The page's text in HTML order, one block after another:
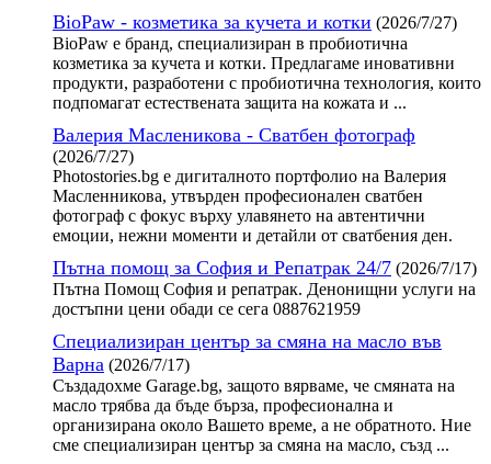
BioPaw - козметика за кучета и котки (2026/7/27)
BioPaw е бранд, специализиран в пробиотична
козметика за кучета и котки. Предлагаме иновативни
продукти, разработени с пробиотична технология, които
подпомагат естествената защита на кожата и ...
Валерия Масленикова - Сватбен фотограф
(2026/7/27)
Photostories.bg е дигиталното портфолио на Валерия
Масленникова, утвърден професионален сватбен
фотограф с фокус върху улавянето на автентични
емоции, нежни моменти и детайли от сватбения ден.
Пътна помощ за София и Репатрак 24/7 (2026/7/17)
Пътна Помощ София и репатрак. Денонищни услуги на
достъпни цени обади се сега 0887621959
Специализиран център за смяна на масло във
Варна (2026/7/17)
Създадохме Garage.bg, защото вярваме, че смяната на
масло трябва да бъде бърза, професионална и
организирана около Вашето време, а не обратното. Ние
сме специализиран център за смяна на масло, създ ...